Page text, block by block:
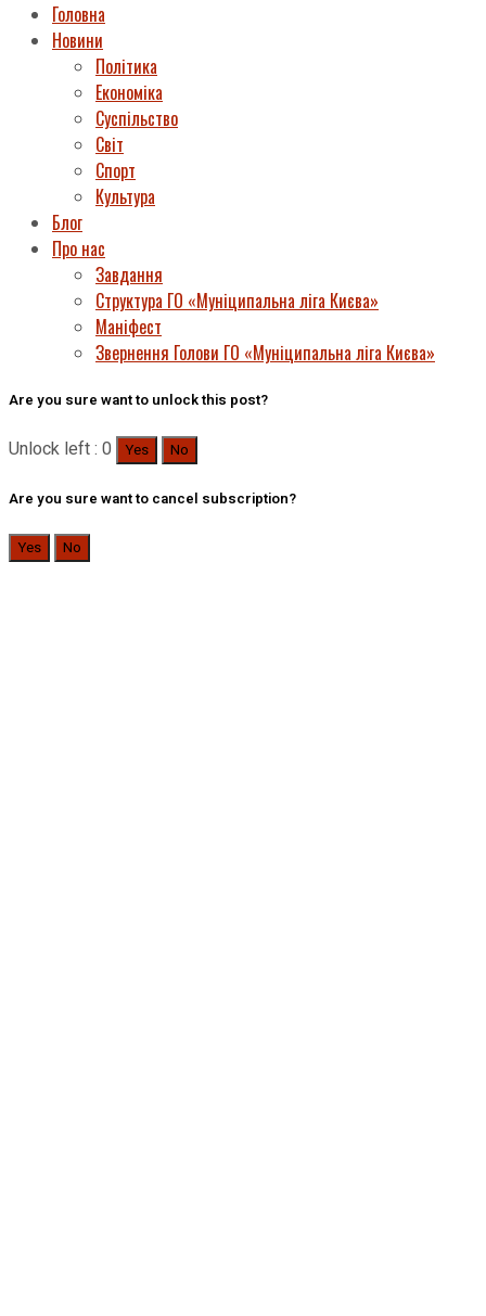
Головна
Новини
Політика
Економіка
Суспільство
Світ
Спорт
Культура
Блог
Про нас
Завдання
Структура ГО «Муніципальна ліга Києва»
Маніфест
Звернення Голови ГО «Муніципальна ліга Києва»
Are you sure want to unlock this post?
Unlock left : 0 Yes No
Are you sure want to cancel subscription?
Yes No